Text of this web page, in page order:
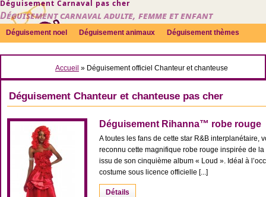
Déguisement Carnaval pas cher
Déguisement carnaval adulte, femme et enfant
Déguisement noel Déguisement animaux Déguisement thèmes
Sexy Déguisement couple Déguisements par genre Idées
Accueil » Déguisement officiel Chanteur et chanteuse
Déguisement Chanteur et chanteuse pas cher
Déguisement Rihanna™ robe rouge
A toutes les fans de cette star R&B interplanétaire,
reconnu cette magnifique robe rouge inspirée de
issu de son cinquième album « Loud ». Idéal à
costume sous licence officielle [...]
Détails